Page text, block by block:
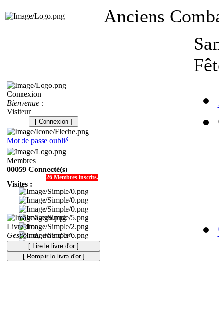
Anciens
Connexion
Bienvenue :
Visiteur
[ Connexion ]
Mot de passe oublié
Membres
00059 Connecté(s)
26 Membres inscrits.
Visites :
Livre d'or
Gestion du livre d'or :
[ Lire le livre d'or ]
[ Remplir le livre d'or ]